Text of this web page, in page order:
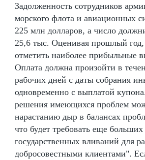
Задолженность сотрудников
морского флота и авиационных
225 млн долларов, а число
25,6 тыс. Оценивая прошлый
отметить наиболее прибыльные
Оплата должна произойти в
рабочих дней с даты собрания
одновременно с выплатой
решения имеющихся проблем
нарастанию дыр в балансах
что будет требовать еще больших
государственных вливаний для
добросовестными клиентами".